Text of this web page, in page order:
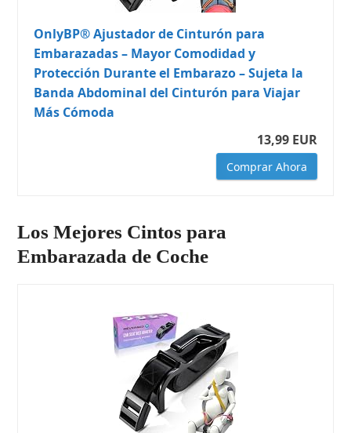
OnlyBP® Ajustador de Cinturón para
Embarazadas – Mayor Comodidad y
Protección Durante el Embarazo – Sujeta la
Banda Abdominal del Cinturón para Viajar
Más Cómoda
13,99 EUR
Comprar Ahora
Los Mejores Cintos para
Embarazada de Coche